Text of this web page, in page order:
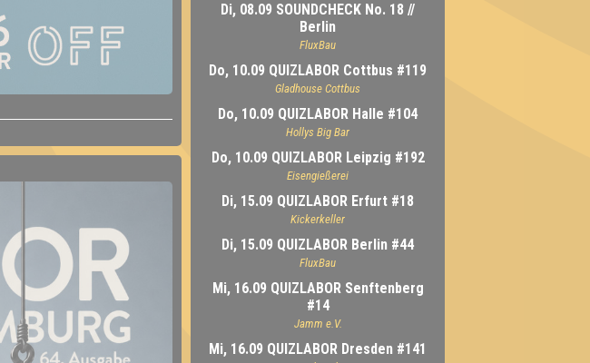
Di, 08.09 SOUNDCHECK No. 18 //
Berlin
FluxBau
Do, 10.09 QUIZLABOR Cottbus #119
Gladhouse Cottbus
Do, 10.09 QUIZLABOR Halle #104
Hollys Big Bar
Do, 10.09 QUIZLABOR Leipzig #192
Eisengießerei
Di, 15.09 QUIZLABOR Erfurt #18
Kickerkeller
Di, 15.09 QUIZLABOR Berlin #44
FluxBau
Mi, 16.09 QUIZLABOR Senftenberg
#14
Jamm e.V.
Mi, 16.09 QUIZLABOR Dresden #141